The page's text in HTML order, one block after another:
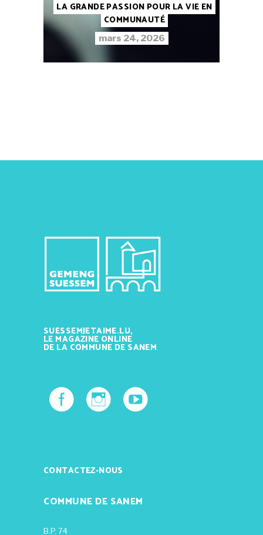
LA GRANDE PASSION POUR LA VIE EN
COMMUNAUTÉ
mars 24, 2026
SUESSEMJETAIME.LU,
LE MAGAZINE ONLINE
DE LA COMMUNE DE SANEM
CONTACTEZ-NOUS
COMMUNE DE SANEM
B.P. 74